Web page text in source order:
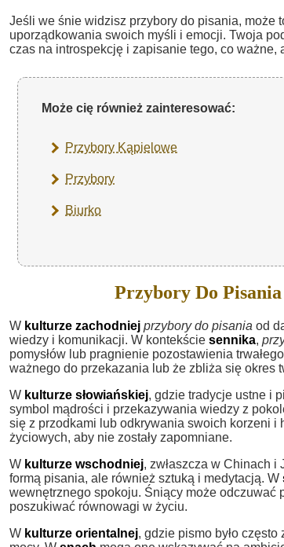
Jeśli we śnie widzisz przybory do pisania, może
uporządkowania swoich myśli i emocji. Twoja
czas na introspekcję i zapisanie tego, co ważne,
Może cię również zainteresować:
Przybory Kąpielowe
Przybory
Biurko
Przybory Do
W kulturze zachodniej przybory do pisania od
wiedzy i komunikacji. W kontekście sennika,
pomysłów lub pragnienie pozostawienia
ważnego do przekazania lub że zbliża się okres
W kulturze słowiańskiej, gdzie tradycje ustne i
symbol mądrości i przekazywania wiedzy z
się z przodkami lub odkrywania swoich korzeni i
życiowych, aby nie zostały zapomniane.
W kulturze wschodniej, zwłaszcza w Chinach i
formą pisania, ale również sztuką i medytacją. W
wewnętrznego spokoju. Śniący może odczuwać
poszukiwać równowagi w życiu.
W kulturze orientalnej, gdzie pismo było